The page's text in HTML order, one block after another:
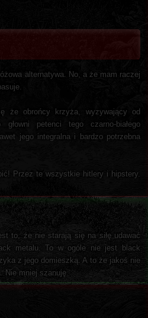
alternatywa. No, a że mam raczej
że obrońcy krzyża, wyzywający od
petenci tego czarno-białego
jego integralna i bardzo potrzebna
Przez te wszystkie hitlery i hipstery.
to, że nie starają się na siłę udawać
metalu. To w ogóle nie jest black
z jego domieszką. A to że jakoś nie
Nie mniej szanuję.